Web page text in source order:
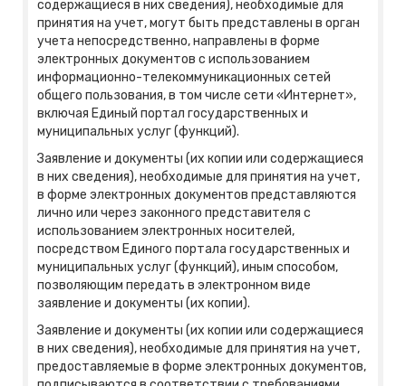
содержащиеся в них сведения), необходимые для
принятия на учет, могут быть представлены в орган
учета непосредственно, направлены в форме
электронных документов с использованием
информационно-телекоммуникационных сетей
общего пользования, в том числе сети «Интернет»,
включая Единый портал государственных и
муниципальных услуг (функций).
Заявление и документы (их копии или содержащиеся
в них сведения), необходимые для принятия на учет,
в форме электронных документов представляются
лично или через законного представителя с
использованием электронных носителей,
посредством Единого портала государственных и
муниципальных услуг (функций), иным способом,
позволяющим передать в электронном виде
заявление и документы (их копии).
Заявление и документы (их копии или содержащиеся
в них сведения), необходимые для принятия на учет,
предоставляемые в форме электронных документов,